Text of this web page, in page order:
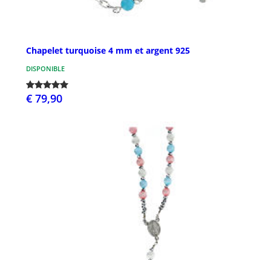
Chapelet turquoise 4 mm et argent 925
DISPONIBLE
€ 79,90